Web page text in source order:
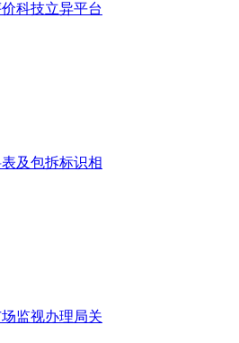
科技立异平台
及包拆标识相
监视办理局关